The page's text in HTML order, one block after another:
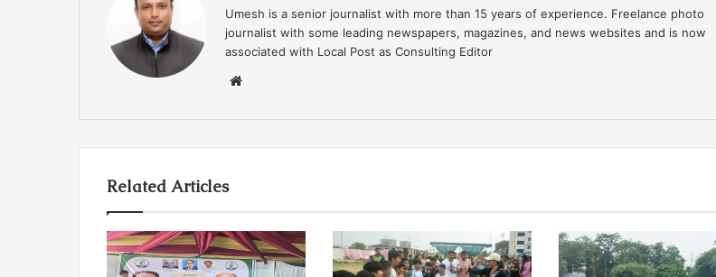
Umesh is a senior journalist with more than 15 years of experience. Freelance photo
journalist with some leading newspapers, magazines, and news websites and is now
associated with Local Post as Consulting Editor
Related Articles